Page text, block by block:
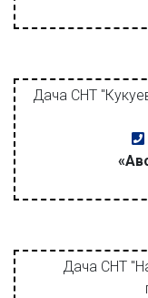
Дача СНТ
Дача СНТ